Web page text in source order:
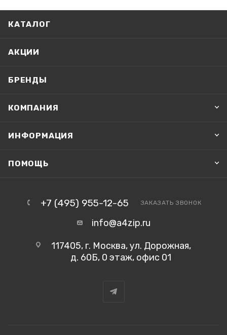
КАТАЛОГ
АКЦИИ
БРЕНДЫ
КОМПАНИЯ
ИНФОРМАЦИЯ
ПОМОЩЬ
+7 (495) 955-12-65 ЗАКАЗАТЬ ЗВОНОК
info@a4zip.ru
117405, г. Москва, ул. Дорожная,
д. 60Б, 0 этаж, офис 01